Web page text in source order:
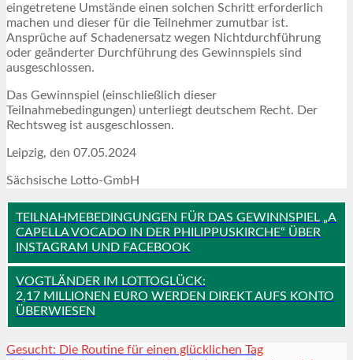
eingetretene Umstände einen solchen Schritt erforderlich
machen und dieser für die Teilnehmer zumutbar ist.
Ansprüche auf Schadenersatz wegen Nichtdurchführung
oder geänderter Durchführung des Gewinnspiels sind
ausgeschlossen.
Das Gewinnspiel (einschließlich dieser
Teilnahmebedingungen) unterliegt deutschem Recht. Der
Rechtsweg ist ausgeschlossen.
Leipzig, den 07.05.2024
Sächsische Lotto-GmbH
TEILNAHMEBEDINGUNGEN FÜR DAS GEWINNSPIEL „A
CAPELLA VOCADO IN DER PHILIPPUSKIRCHE“ ÜBER
INSTAGRAM UND FACEBOOK
VOGTLÄNDER IM LOTTOGLÜCK:
2,17 MILLIONEN EURO WERDEN DIREKT AUFS KONTO
ÜBERWIESEN
Gesucht: Die Routine für einen glücklichen Tag